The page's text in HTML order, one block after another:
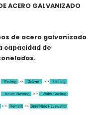
ACERO GALVANIZADO
de acero galvanizado
capacidad de